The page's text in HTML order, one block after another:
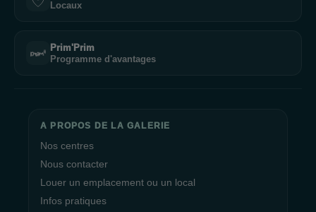
Locaux
Prim'Prim
Programme d'avantages
A PROPOS DE LA GALERIE
Nos centres
Nous contacter
Louer un emplacement ou un local
Infos pratiques